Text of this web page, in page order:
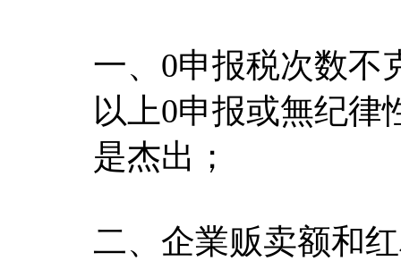
一、0申报税次数不
以上0申报或無纪律
是杰出；
二、企業贩卖额和